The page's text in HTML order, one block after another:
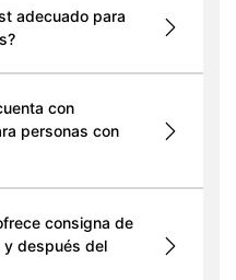
adecuado para
con
personas con
consigna de
y después del